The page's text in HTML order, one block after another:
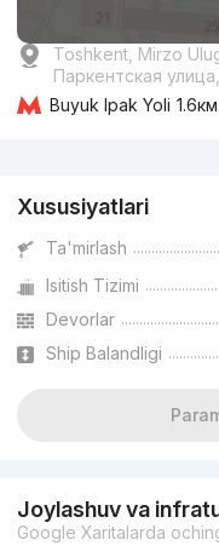
Toshkent, Mirzo
Паркентская
Buyuk Ipak Yoli
Xususiyatlari
Ta'mirlash
Isitish Tizimi
Devorlar
Ship Balandligi
Joylashuv va
Google Xaritalarda